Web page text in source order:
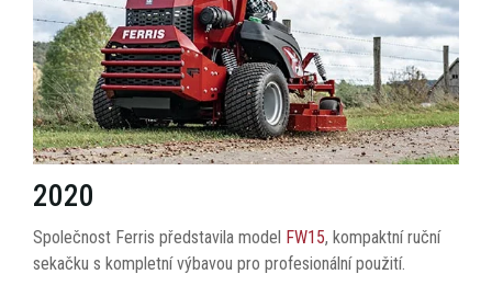
2020
Společnost Ferris představila model FW15, kompaktní ruční
sekačku s kompletní výbavou pro profesionální použití.